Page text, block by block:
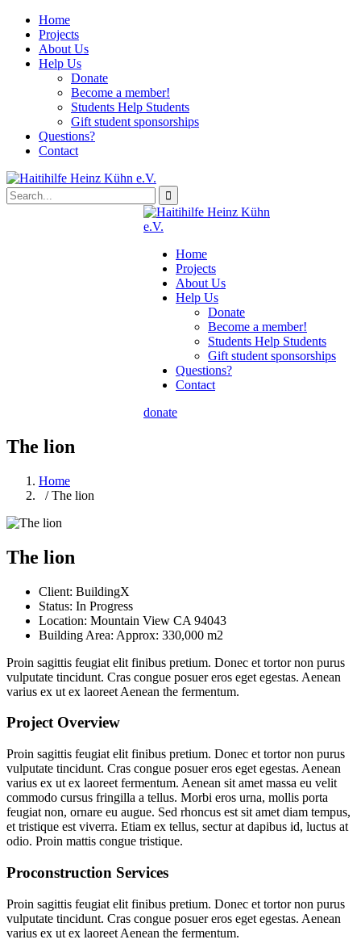
Home
Projects
About Us
Help Us
Donate
Become a member!
Students Help Students
Gift student sponsorships
Questions?
Contact
Home
Projects
About Us
Help Us
Donate
Become a member!
Students Help Students
Gift student sponsorships
Questions?
Contact
donate
The lion
Home
/ The lion
The lion
Client: BuildingX
Status: In Progress
Location: Mountain View CA 94043
Building Area: Approx: 330,000 m2
Proin sagittis feugiat elit finibus pretium. Donec et tortor non purus
vulputate tincidunt. Cras congue posuer eros eget egestas. Aenean
varius ex ut ex laoreet Aenean the fermentum.
Project Overview
Proin sagittis feugiat elit finibus pretium. Donec et tortor non purus
vulputate tincidunt. Cras congue posuer eros eget egestas. Aenean
varius ex ut ex laoreet fermentum. Aenean sit amet massa eu velit
commodo cursus fringilla a tellus. Morbi eros urna, mollis porta
feugiat non, ornare eu augue. Sed rhoncus est sit amet diam tempus,
et tristique est viverra. Etiam ex tellus, sectur at dapibus id, luctus at
odio. Proin mattis congue tristique.
Proconstruction Services
Proin sagittis feugiat elit finibus pretium. Donec et tortor non purus
vulputate tincidunt. Cras congue posuer eros eget egestas. Aenean
varius ex ut ex laoreet Aenean the fermentum.